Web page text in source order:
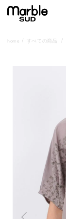
home すべての商品